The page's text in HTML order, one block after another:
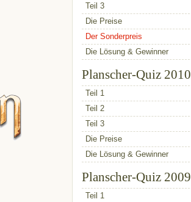
Teil 3
Die Preise
Der Sonderpreis
Die Lösung & Gewinner
Planscher-Quiz 2010
Teil 1
Teil 2
Teil 3
Die Preise
Die Lösung & Gewinner
Planscher-Quiz 2009
Teil 1